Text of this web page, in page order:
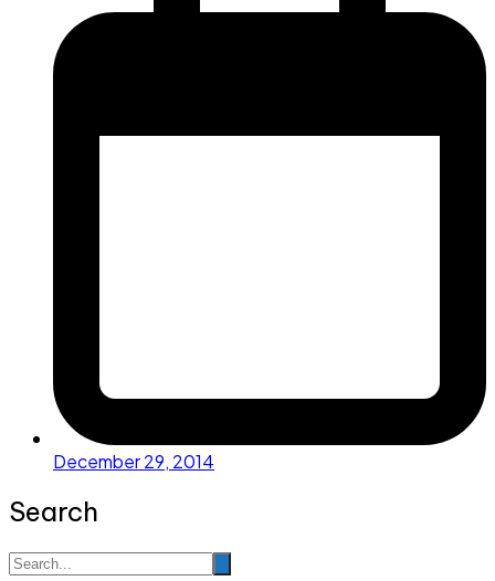
December 29, 2014
Search